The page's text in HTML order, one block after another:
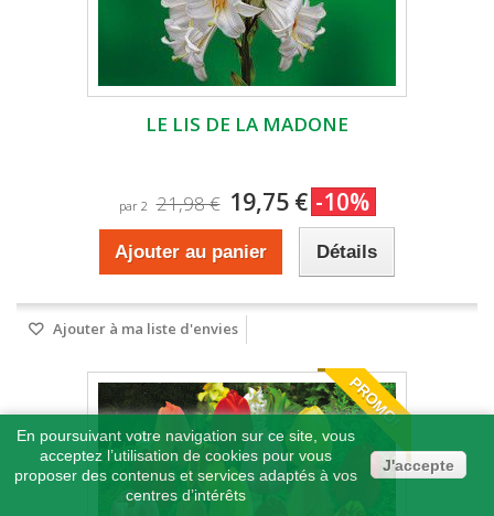
LE LIS DE LA MADONE
par 2 21,98 € 19,75 € -10%
Ajouter au panier Détails
Ajouter à ma liste d'envies
PROMO!
En poursuivant votre navigation sur ce site, vous
acceptez l’utilisation de cookies pour vous
proposer des contenus et services adaptés à vos
centres d’intérêts
J'accepte